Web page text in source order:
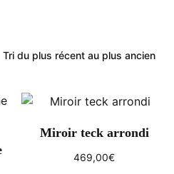
Miroir teck arrondi
469,00€